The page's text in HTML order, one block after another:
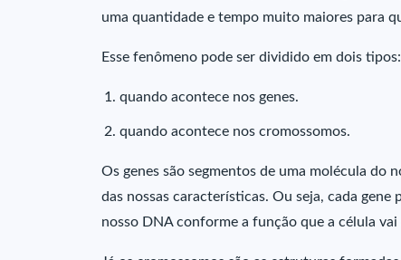
uma quantidade e tempo muito maiores para
Esse fenômeno pode ser dividido em dois tipos:
quando acontece nos genes.
quando acontece nos cromossomos.
Os genes são segmentos de uma molécula do
das nossas características. Ou seja, cada
nosso DNA conforme a função que a célula vai